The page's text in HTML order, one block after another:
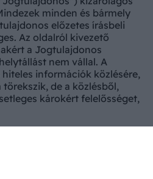
minden és bármely
előzetes írásbeli
Az oldalról kivezető
a Jogtulajdonos
nem vállal. A
információk közlésére,
de a közlésből,
károkért felelősséget,